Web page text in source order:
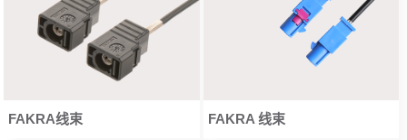
FAKRA线束 FAKRA 线束